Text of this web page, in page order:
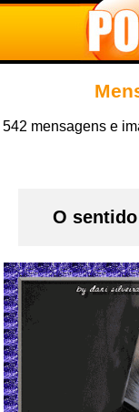
542 mensagens e
O